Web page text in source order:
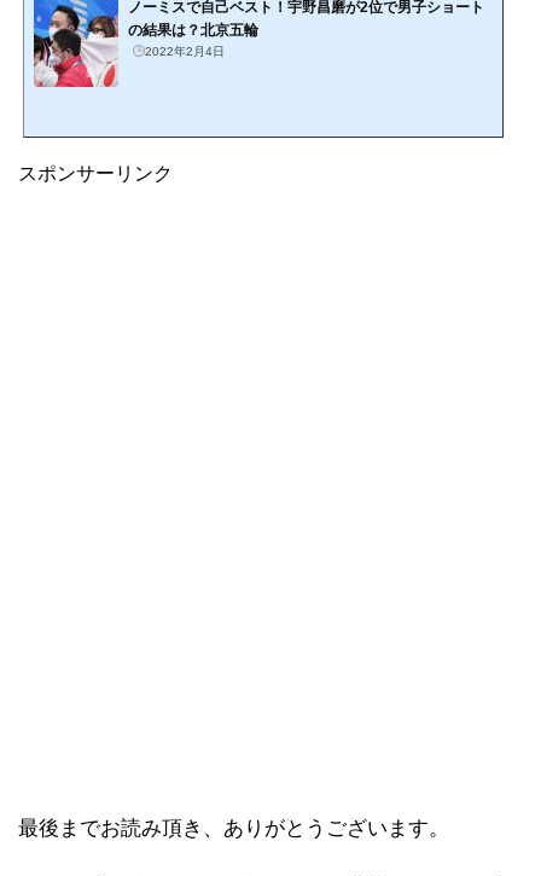
ノーミスで自己ベスト！宇野昌磨が2位で男子ショート
の結果は？北京五輪
2022年2月4日
スポンサーリンク
最後までお読み頂き、ありがとうございます。